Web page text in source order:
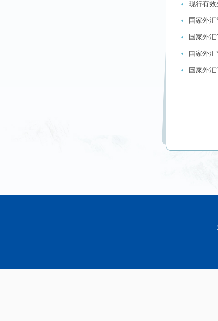
现行有效
国家外
国家外
国家外
国家外